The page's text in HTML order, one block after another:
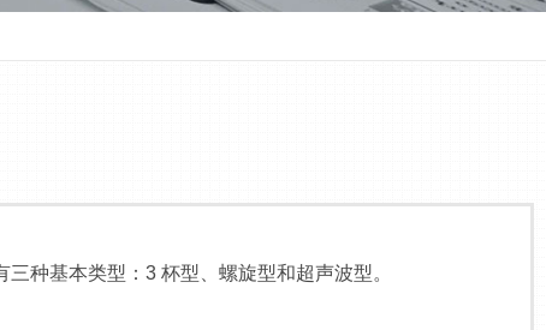
种基本类型：3 杯型、螺旋型和超声波型。